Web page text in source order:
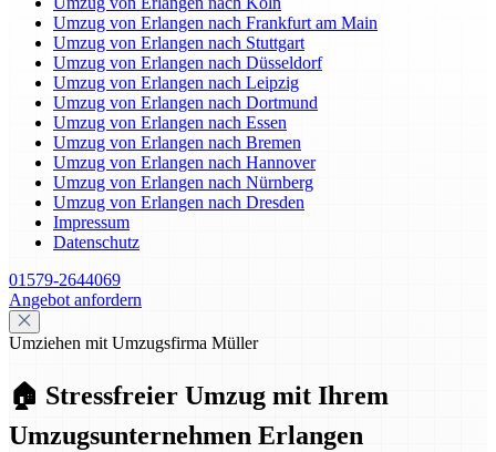
Umzug von Erlangen nach Frankfurt am Main
Umzug von Erlangen nach Stuttgart
Umzug von Erlangen nach Düsseldorf
Umzug von Erlangen nach Leipzig
Umzug von Erlangen nach Dortmund
Umzug von Erlangen nach Essen
Umzug von Erlangen nach Bremen
Umzug von Erlangen nach Hannover
Umzug von Erlangen nach Nürnberg
Umzug von Erlangen nach Dresden
Impressum
Datenschutz
01579-2644069
Angebot anfordern
Umziehen mit Umzugsfirma Müller
🏠 Stressfreier Umzug mit Ihrem
Umzugsunternehmen Erlangen